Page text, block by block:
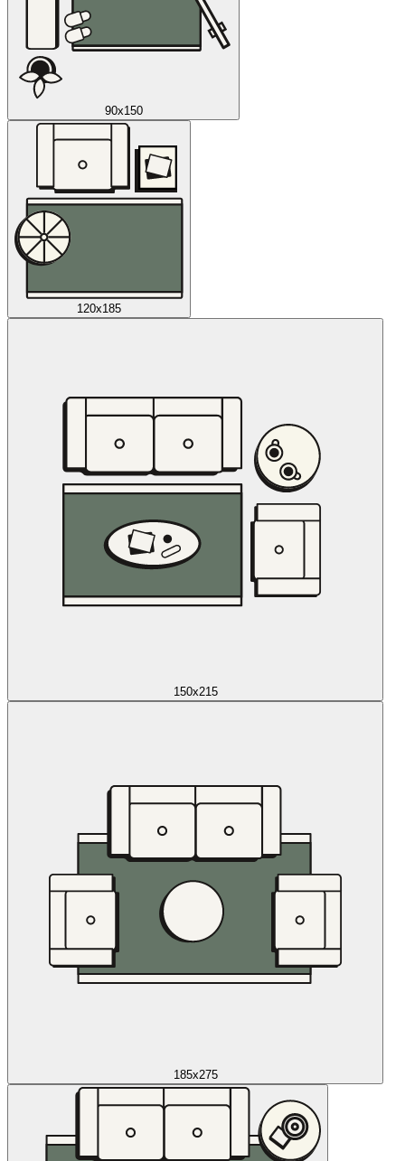
90x150
120x185
150x215
185x275